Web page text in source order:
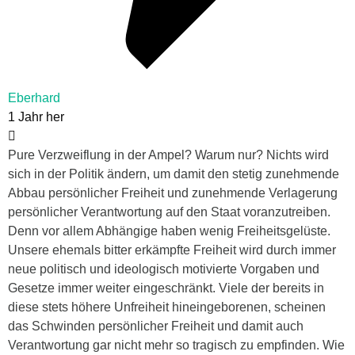
Eberhard
1 Jahr her
Pure Verzweiflung in der Ampel? Warum nur? Nichts wird
sich in der Politik ändern, um damit den stetig zunehmende
Abbau persönlicher Freiheit und zunehmende Verlagerung
persönlicher Verantwortung auf den Staat voranzutreiben.
Denn vor allem Abhängige haben wenig Freiheitsgelüste.
Unsere ehemals bitter erkämpfte Freiheit wird durch immer
neue politisch und ideologisch motivierte Vorgaben und
Gesetze immer weiter eingeschränkt. Viele der bereits in
diese stets höhere Unfreiheit hineingeborenen, scheinen
das Schwinden persönlicher Freiheit und damit auch
Verantwortung gar nicht mehr so tragisch zu empfinden. Wie